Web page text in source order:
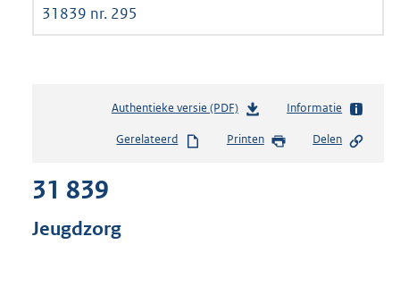
31839 nr. 295
Authentieke versie (PDF)b
s
Informatie
Gerelateerd Printen Delen
31 839
Jeugdzorg